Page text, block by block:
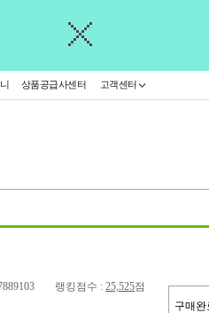
상품공급사센터 고객센터
구매완
랭킹점수 : 25,525점